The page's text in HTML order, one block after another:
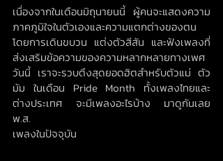
เนื่องจากในเดือนมิถุนายนนี้ ผู้คนจะแสดงความ
ภาคภูมิใจในตัวเองและความแตกต่างของตน
โดยการเดินขบวน แต่งตัวสีสัน และฟังเพลงที่
ส่งเสริมข้อความของความหลากหลายทางเพศ
วันนี้ เราจะรวบตึงสุดยอดฮิตสำหรับตัวแม่ ตัว
มัม ในเดือน Pride Month ทั้งเพลงไทยและ
ต่างประเทศ จะมีเพลงอะไรบ้าง มาดูกันเลย
พ.ส.
เพลงในปัจจุบัน